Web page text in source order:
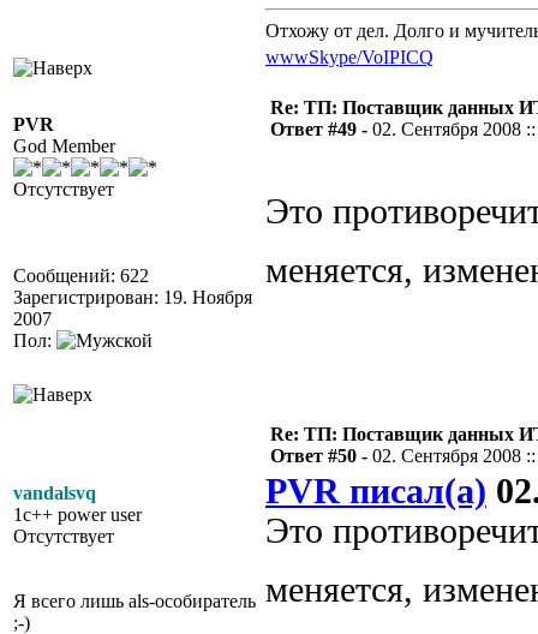
Отхожу от дел. Долго и
wwwSkype/VoIPICQ
PVR
God Member
Отсутствует
Сообщений: 622
Зарегистрирован: 19. Ноября
2007
Пол:
Re: ТП: Поставщик данных
Ответ #49 - 02. Сентября 2008
Это
меняется,
vandalsvq
1c++ power user
Отсутствует
Я всего лишь als-особиратель
;-)
Re: ТП: Поставщик данных
Ответ #50 - 02. Сентября 2008
PVR писал(а)
Это
меняется,